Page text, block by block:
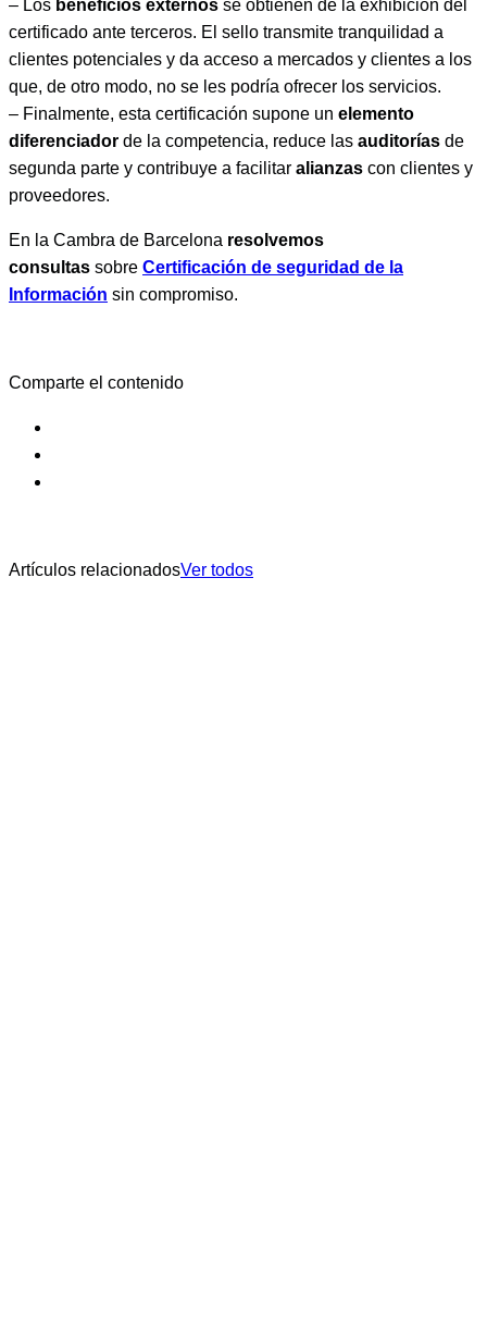
– Los beneficios externos se obtienen de la exhibición del
certificado ante terceros. El sello transmite tranquilidad a
clientes potenciales y da acceso a mercados y clientes a los
que, de otro modo, no se les podría ofrecer los servicios.
– Finalmente, esta certificación supone un elemento
diferenciador de la competencia, reduce las auditorías de
segunda parte y contribuye a facilitar alianzas con clientes y
proveedores.
En la Cambra de Barcelona resolvemos
consultas sobre Certificación de seguridad de la
Información sin compromiso.
Comparte el contenido
Artículos relacionadosVer todos